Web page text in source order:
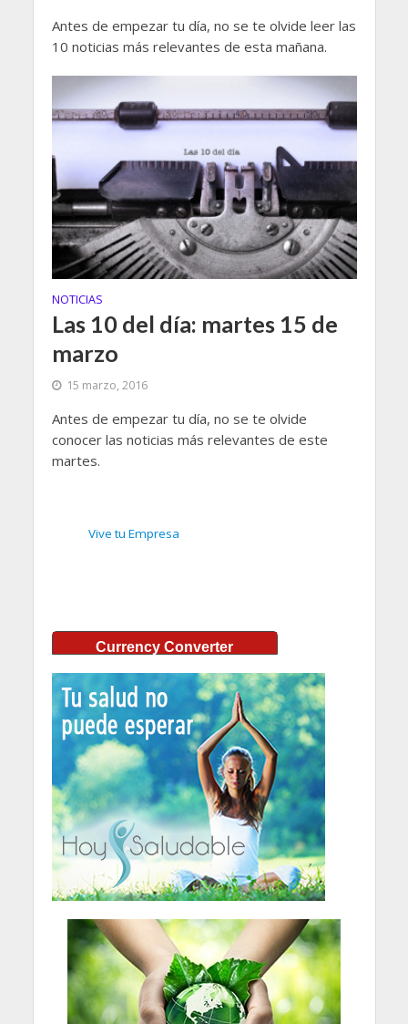
Antes de empezar tu día, no se te olvide leer las
10 noticias más relevantes de esta mañana.
NOTICIAS
Las 10 del día: martes 15 de
marzo
15 marzo, 2016
Antes de empezar tu día, no se te olvide
conocer las noticias más relevantes de este
martes.
Vive tu Empresa
Currency Converter